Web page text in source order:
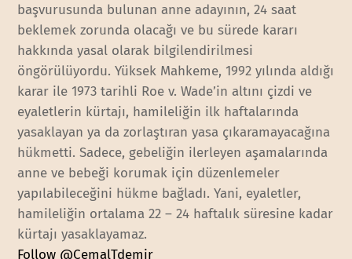
başvurusunda bulunan anne adayının, 24 saat
beklemek zorunda olacağı ve bu sürede kararı
hakkında yasal olarak bilgilendirilmesi
öngörülüyordu. Yüksek Mahkeme, 1992 yılında aldığı
karar ile 1973 tarihli Roe v. Wade’in altını çizdi ve
eyaletlerin kürtajı, hamileliğin ilk haftalarında
yasaklayan ya da zorlaştıran yasa çıkaramayacağına
hükmetti. Sadece, gebeliğin ilerleyen aşamalarında
anne ve bebeği korumak için düzenlemeler
yapılabileceğini hükme bağladı. Yani, eyaletler,
hamileliğin ortalama 22 – 24 haftalık süresine kadar
kürtajı yasaklayamaz.
Follow @CemalTdemir